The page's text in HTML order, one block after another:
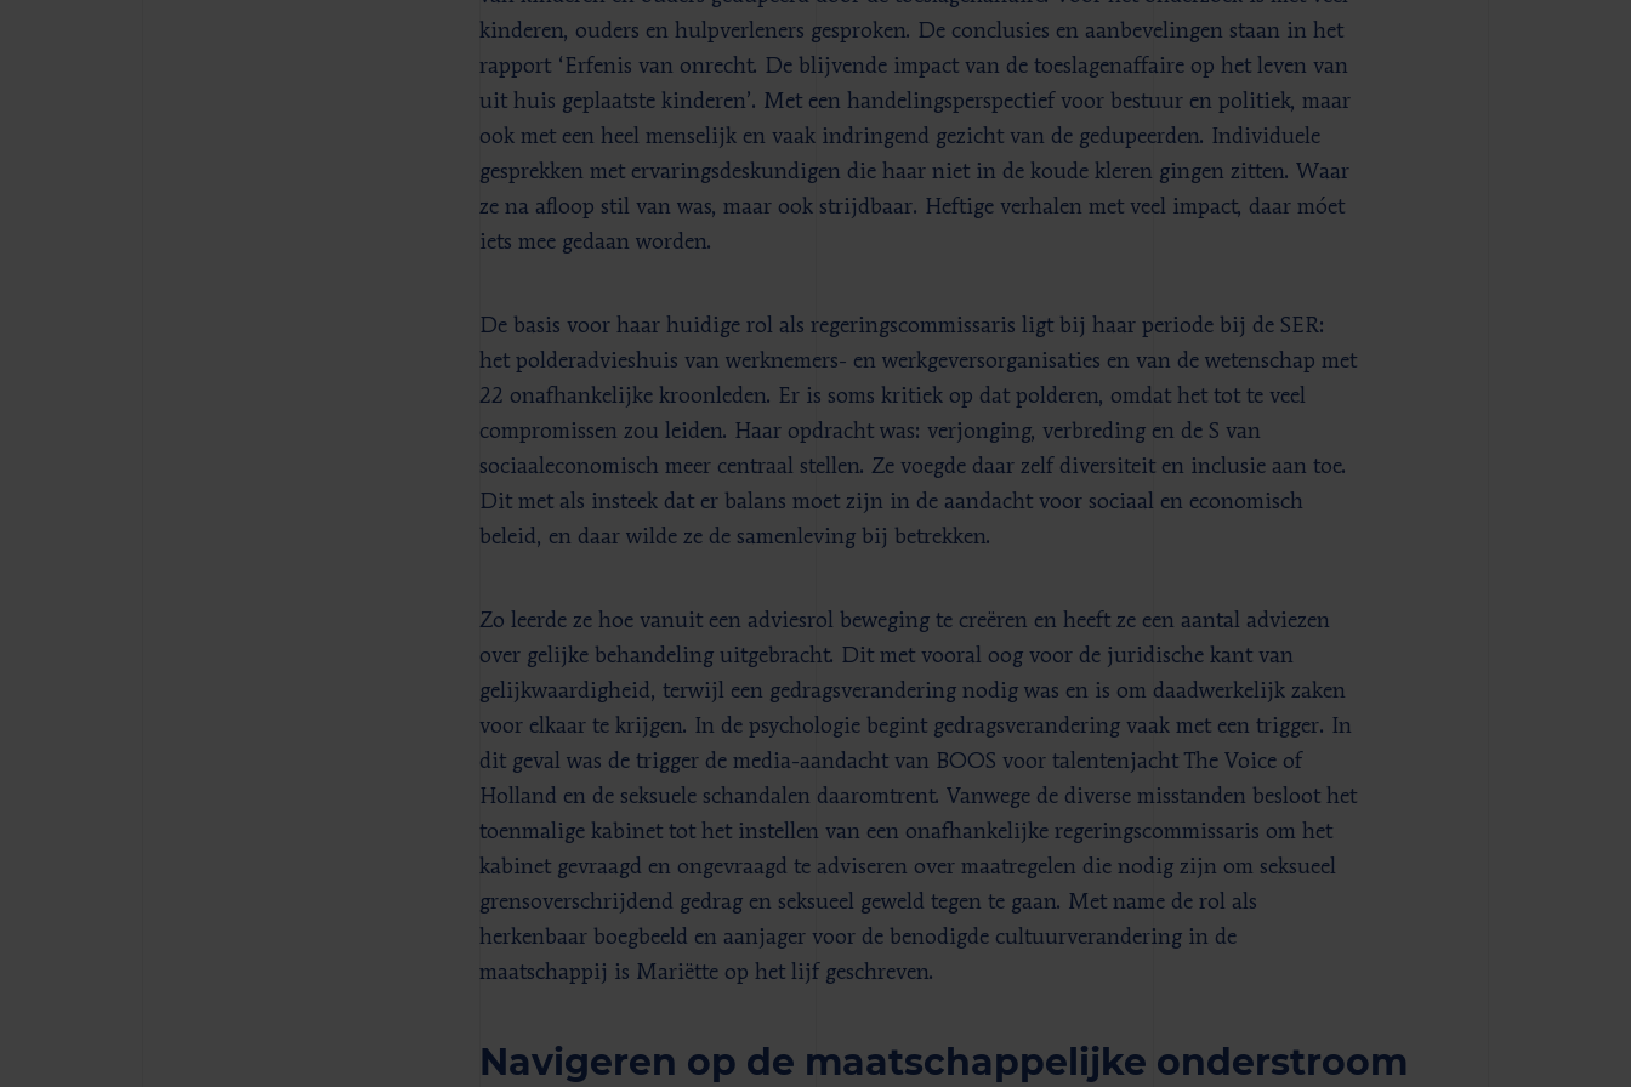
kinderen, ouders en hulpverleners gesproken. De conclusies en aanbevelingen staan in het
rapport ‘Erfenis van onrecht. De blijvende impact van de toeslagenaffaire op het leven van
uit huis geplaatste kinderen’. Met een handelingsperspectief voor bestuur en politiek, maar
ook met een heel menselijk en vaak indringend gezicht van de gedupeerden. Individuele
gesprekken met ervaringsdeskundigen die haar niet in de koude kleren gingen zitten. Waar
ze na afloop stil van was, maar ook strijdbaar. Heftige verhalen met veel impact, daar móet
iets mee gedaan worden.
De basis voor haar huidige rol als regeringscommissaris ligt bij haar periode bij de SER:
het polderadvieshuis van werknemers- en werkgeversorganisaties en van de wetenschap met
22 onafhankelijke kroonleden. Er is soms kritiek op dat polderen, omdat het tot te veel
compromissen zou leiden. Haar opdracht was: verjonging, verbreding en de S van
sociaaleconomisch meer centraal stellen. Ze voegde daar zelf diversiteit en inclusie aan toe.
Dit met als insteek dat er balans moet zijn in de aandacht voor sociaal en economisch
beleid, en daar wilde ze de samenleving bij betrekken.
Zo leerde ze hoe vanuit een adviesrol beweging te creëren en heeft ze een aantal adviezen
over gelijke behandeling uitgebracht. Dit met vooral oog voor de juridische kant van
gelijkwaardigheid, terwijl een gedragsverandering nodig was en is om daadwerkelijk zaken
voor elkaar te krijgen. In de psychologie begint gedragsverandering vaak met een trigger. In
dit geval was de trigger de media-aandacht van BOOS voor talentenjacht The Voice of
Holland en de seksuele schandalen daaromtrent. Vanwege de diverse misstanden besloot het
toenmalige kabinet tot het instellen van een onafhankelijke regeringscommissaris om het
kabinet gevraagd en ongevraagd te adviseren over maatregelen die nodig zijn om seksueel
grensoverschrijdend gedrag en seksueel geweld tegen te gaan. Met name de rol als
herkenbaar boegbeeld en aanjager voor de benodigde cultuurverandering in de
maatschappij is Mariëtte op het lijf geschreven.
Navigeren op de maatschappelijke onderstroom